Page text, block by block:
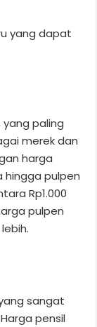
yang dapat
paling
merek dan
harga
hingga pulpen
Rp1.000
pulpen
sangat
pensil